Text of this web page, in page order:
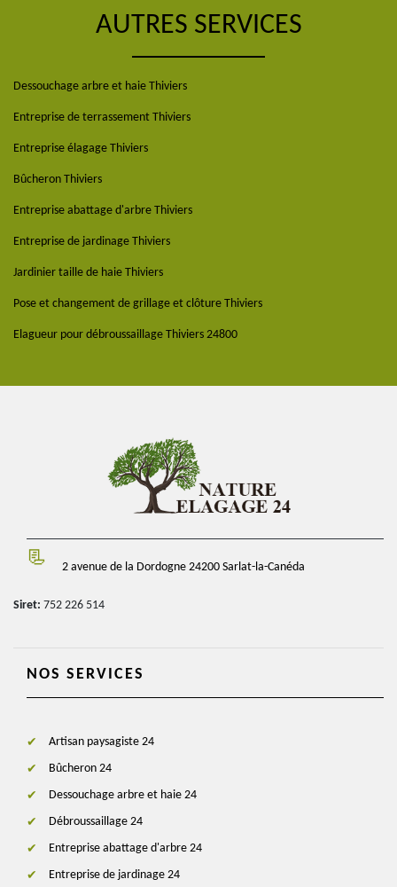
AUTRES SERVICES
Dessouchage arbre et haie Thiviers
Entreprise de terrassement Thiviers
Entreprise élagage Thiviers
Bûcheron Thiviers
Entreprise abattage d'arbre Thiviers
Entreprise de jardinage Thiviers
Jardinier taille de haie Thiviers
Pose et changement de grillage et clôture Thiviers
Elagueur pour débroussaillage Thiviers 24800
2 avenue de la Dordogne 24200 Sarlat-la-Canéda
Siret: 752 226 514
NOS SERVICES
Artisan paysagiste 24
Bûcheron 24
Dessouchage arbre et haie 24
Débroussaillage 24
Entreprise abattage d'arbre 24
Entreprise de jardinage 24